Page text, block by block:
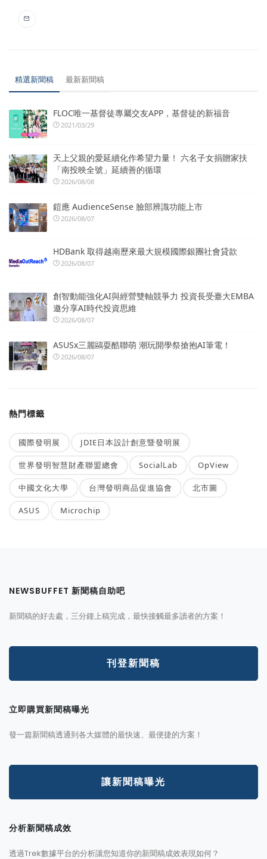
精選新聞稿 最新新聞稿
FLOC唯一基督徒專屬交友APP，基督徒的新福音
2021/03/29
天上父親的愛延續化作希望力量！ 六名子女捐贈家扶
「南投映全號」延續善的循環
2026/08/08
鎧應 AudienceSense 臉部辨識功能上市
2026/08/07
HDBank 取得越南歷來最大規模國際銀團社會貸款
2026/08/07
創智動能強化AI與經營雙軸競爭力 投資長受臺大EMBA
邀分享AI時代投資思維
2026/08/07
ASUSx三麗鷗耍酷聯萌 潮玩開學祭搶抱AI筆電！
2026/08/07
熱門標籤
國際發明展 JDIE日本設計創意暨發明展
世界發明智慧財產聯盟總會 SocialLab OpView
中國文化大學 台灣發明商品促進協會 北市圖
ASUS Microchip
NEWSBUFFET 新聞稿自助吧
新聞稿的好去處，三分鐘上稿完成，最快接觸最多讀者的方案！
刊登新聞稿
立即購買新聞稿曝光
發一篇新聞稿透通到各大媒體的最快速、最便捷的方案！
讓新聞稿曝光
分析新聞稿成效
透過Trek數據平台的分析讓您知道你的新聞稿成效表現如何？